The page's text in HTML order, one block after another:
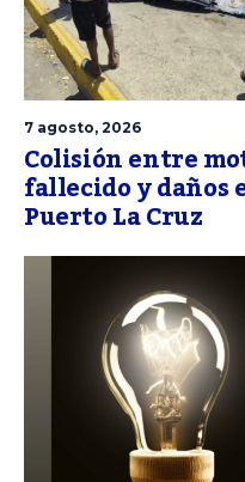
7 agosto, 2026
Colisión entre
fallecido y daños
Puerto La Cruz